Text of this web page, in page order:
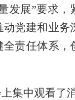
发展”要求
党建和业务
责任体系
集中观看了